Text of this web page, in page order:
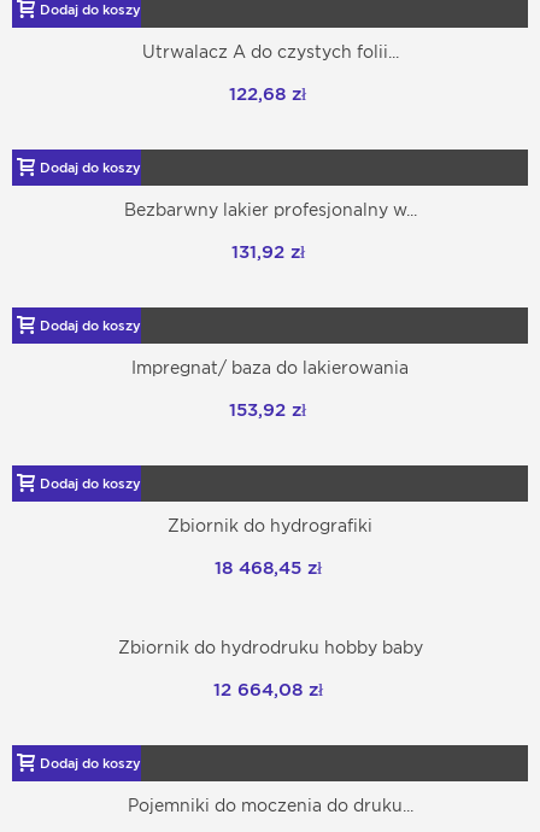
Dodaj do koszyka
Utrwalacz A do czystych folii...
122,68 zł
Dodaj do koszyka
Bezbarwny lakier profesjonalny w...
131,92 zł
Dodaj do koszyka
Impregnat/ baza do lakierowania
153,92 zł
Dodaj do koszyka
Zbiornik do hydrografiki
18 468,45 zł
Zbiornik do hydrodruku hobby baby
12 664,08 zł
Dodaj do koszyka
Pojemniki do moczenia do druku...